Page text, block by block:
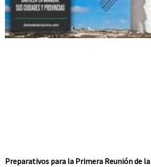
Preparativos para la Primera Reunión de